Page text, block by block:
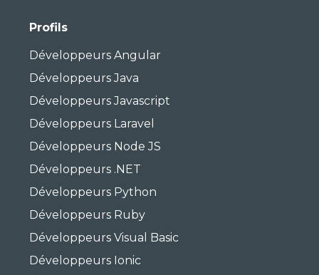
Profils
Développeurs Angular
Développeurs Java
Développeurs Javascript
Développeurs Laravel
Développeurs Node JS
Développeurs .NET
Développeurs Python
Développeurs Ruby
Développeurs Visual Basic
Développeurs Ionic